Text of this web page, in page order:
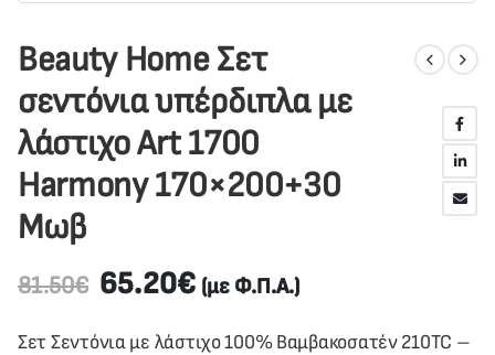
Beauty Home Σετ
σεντόνια υπέρδιπλα με
λάστιχο Art 1700
Harmony 170×200+30
Μωβ
81.50€ 65.20€ (με Φ.Π.Α.)
Σετ Σεντόνια με λάστιχο 100% Βαμβακοσατέν 210TC –